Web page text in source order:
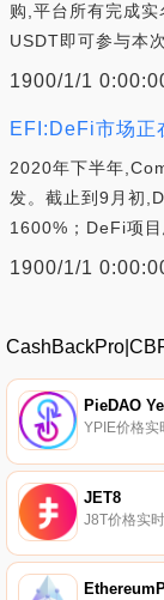
购,平台所有完成
USDT即可参与本
1900/1/1
EFI:DeFi市场正
2020年下半年
发。截止到9月初
1600%；DeFi项
1900/1/1
JET8